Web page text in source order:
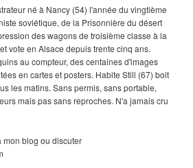
né à Nancy (54) l'année du vingtième
soviétique, de la Prisonnière du désert
des wagons de troisième classe à la
vote en Alsace depuis trente cinq ans.
au compteur, des centaines d'images
en cartes et posters. Habite Still (67) boit
les matins. Sans permis, sans portable,
mais pas sans reproches. N'a jamais cru
mon blog ou discuter